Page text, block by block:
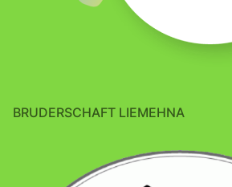
BRUDERSCHAFT LIEMEHNA